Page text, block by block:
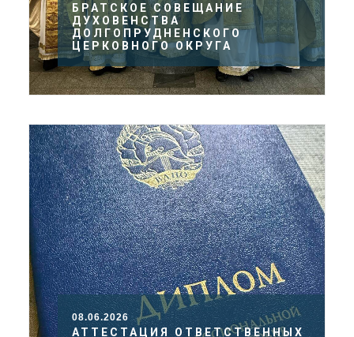
БРАТСКОЕ СОВЕЩАНИЕ
ДУХОВЕНСТВА
ДОЛГОПРУДНЕНСКОГО
ЦЕРКОВНОГО ОКРУГА
08.06.2026
АТТЕСТАЦИЯ ОТВЕТСТВЕННЫХ